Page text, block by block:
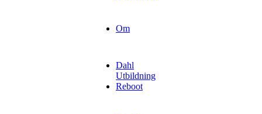
Om
Dahl
Utbildning
Reboot